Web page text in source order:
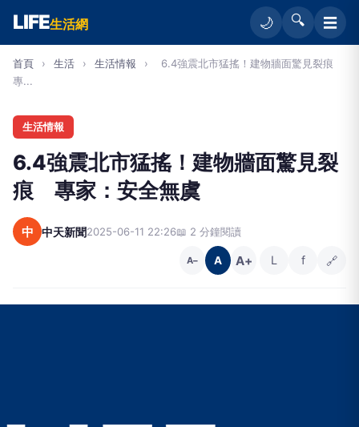
LIFE生活網 🌙 🔍 ☰
首頁 › 生活 › 生活情報 ›
6.4強震北市猛搖！建物牆面驚見裂痕
專...
生活情報
6.4強震北市猛搖！建物牆面驚見裂
痕 專家：安全無虞
中 中天新聞2025-06-11 22:26📖 2 分鐘閱讀
A− A A+ L f 🔗